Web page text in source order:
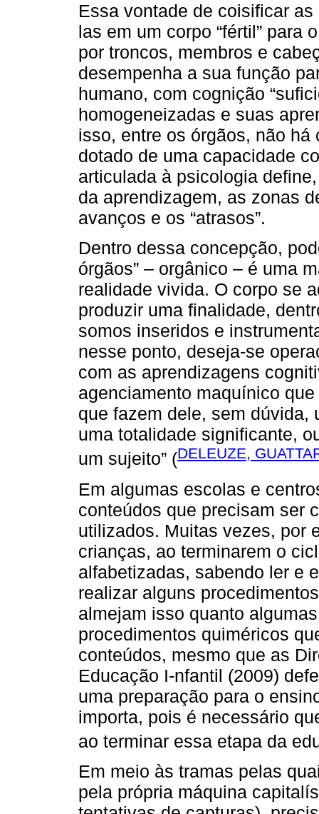
Essa vontade de coisificar
las em um corpo “fértil” para
por troncos, membros e
desempenha a sua função
humano, com cognição
homogeneizadas e suas
isso, entre os órgãos, não
dotado de uma capacidade
articulada à psicologia
da aprendizagem, as zonas
avanços e os “atrasos”.
Dentro dessa concepção,
órgãos” – orgânico – é uma
realidade vivida. O corpo se
produzir uma finalidade,
somos inseridos e
nesse ponto, deseja-se
com as aprendizagens
agenciamento maquínico
que fazem dele, sem dúvida,
uma totalidade significante,
um sujeito” (DELEUZE,
Em algumas escolas e
conteúdos que precisam ser
utilizados. Muitas vezes, por
crianças, ao terminarem o
alfabetizadas, sabendo ler e
realizar alguns
almejam isso quanto
procedimentos quiméricos
conteúdos, mesmo que as
Educação I-nfantil (2009)
uma preparação para o
importa, pois é necessário
ao terminar essa etapa da
Em meio às tramas pelas
pela própria máquina